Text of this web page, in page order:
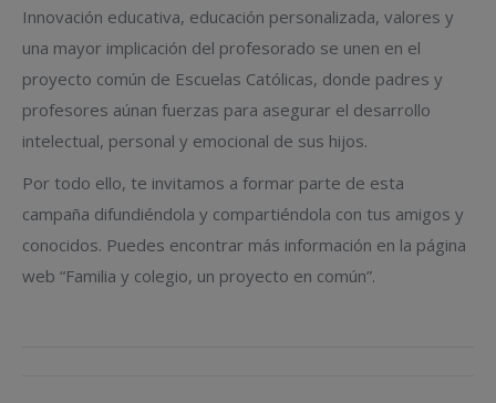
Innovación educativa, educación personalizada, valores y
una mayor implicación del profesorado se unen en el
proyecto común de Escuelas Católicas, donde padres y
profesores aúnan fuerzas para asegurar el desarrollo
intelectual, personal y emocional de sus hijos.
Por todo ello, te invitamos a formar parte de esta
campaña difundiéndola y compartiéndola con tus amigos y
conocidos. Puedes encontrar más información en la página
web “Familia y colegio, un proyecto en común”.